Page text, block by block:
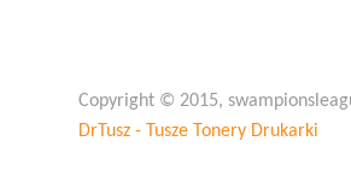
Copyright © 2015,
DrTusz - Tusze Tonery Drukarki